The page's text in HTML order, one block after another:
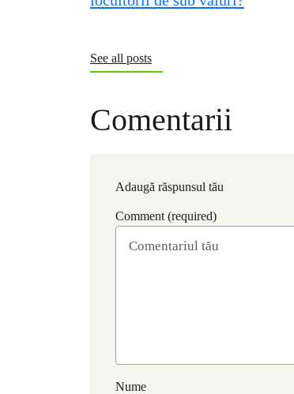
See all posts
Comentarii
Adaugă răspunsul tău
Comment (required)
Nume